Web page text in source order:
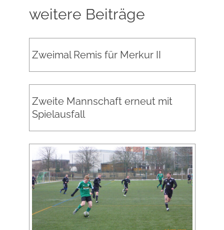
weitere Beiträge
Zweimal Remis für Merkur II
Zweite Mannschaft erneut mit
Spielausfall